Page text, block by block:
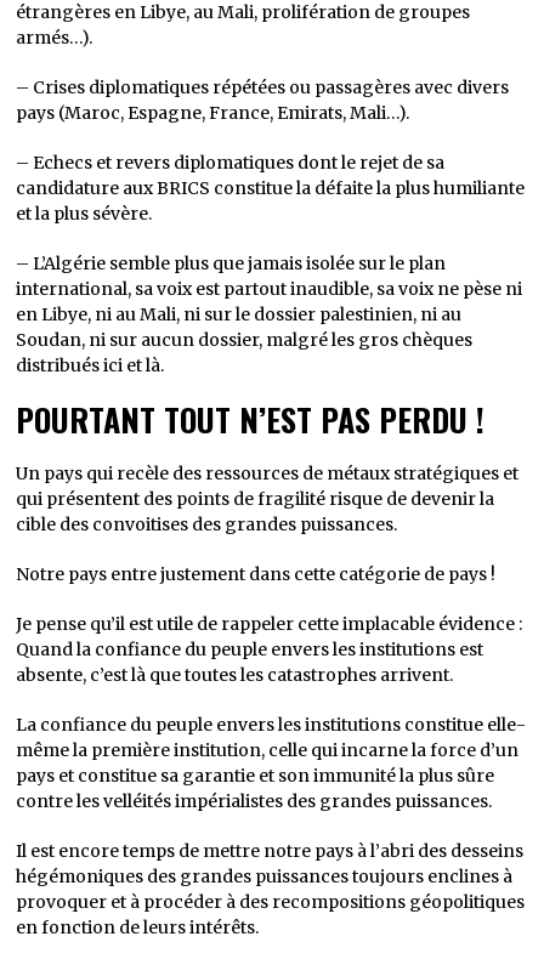
étrangères en Libye, au Mali, prolifération de groupes
armés…).
– Crises diplomatiques répétées ou passagères avec divers
pays (Maroc, Espagne, France, Emirats, Mali…).
– Echecs et revers diplomatiques dont le rejet de sa
candidature aux BRICS constitue la défaite la plus humiliante
et la plus sévère.
– L’Algérie semble plus que jamais isolée sur le plan
international, sa voix est partout inaudible, sa voix ne pèse ni
en Libye, ni au Mali, ni sur le dossier palestinien, ni au
Soudan, ni sur aucun dossier, malgré les gros chèques
distribués ici et là.
POURTANT TOUT N’EST PAS PERDU !
Un pays qui recèle des ressources de métaux stratégiques et
qui présentent des points de fragilité risque de devenir la
cible des convoitises des grandes puissances.
Notre pays entre justement dans cette catégorie de pays !
Je pense qu’il est utile de rappeler cette implacable évidence :
Quand la confiance du peuple envers les institutions est
absente, c’est là que toutes les catastrophes arrivent.
La confiance du peuple envers les institutions constitue elle-
même la première institution, celle qui incarne la force d’un
pays et constitue sa garantie et son immunité la plus sûre
contre les velléités impérialistes des grandes puissances.
Il est encore temps de mettre notre pays à l’abri des desseins
hégémoniques des grandes puissances toujours enclines à
provoquer et à procéder à des recompositions géopolitiques
en fonction de leurs intérêts.